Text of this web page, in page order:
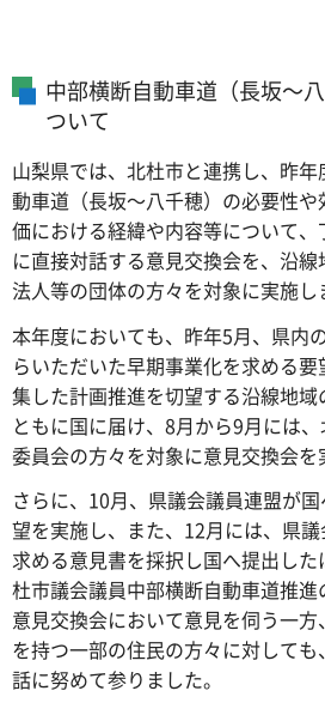
中部横断自動車道（長坂～
ついて
山梨県では、北杜市と連携し、昨
動車道（長坂～八千穂）の必要性
価における経緯や内容等について
に直接対話する意見交換会を、沿
法人等の団体の方々を対象に実施し
本年度においても、昨年5月、県内
らいただいた早期事業化を求める
集した計画推進を切望する沿線地域
ともに国に届け、8月から9月には
委員会の方々を対象に意見交換会を
さらに、10月、県議会議員連盟が
望を実施し、また、12月には、県
求める意見書を採択し国へ提出し
杜市議会議員中部横断自動車道推
意見交換会において意見を伺う一
を持つ一部の住民の方々に対して
話に努めて参りました。